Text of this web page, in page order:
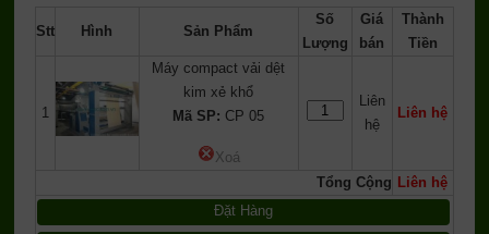
Stt Hình Sản Phẩm
Số
Lượng
Giá
bán
Thành
Tiền
1
Máy compact vải dệt
kim xẻ khổ
Mã SP: CP 05
Xoá
Liên
hệ
Liên hệ
Tổng Cộng Liên hệ
Đặt Hàng